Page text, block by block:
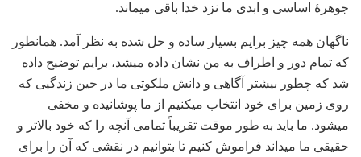
جوهرۀ اساسی و ابدی ما نزد خدا باقی می‏ماند.
ناگهان همه چیز برایم بسیار ساده و حل شده به نظر آمد. همانطور
که تمام دور و اطراف به من نشان داده می‏شد، برایم توضیح داده
شد که چطور بیشتر آگاهی و دانش ملکوتی ما در حین زندگیی که
روی زمین برای خود انتخاب می‏کنیم از ما پوشانیده و مخفی
می‏شود. ما باید به طور موقت تقریباً تمامی آنچه را که خود بالاتر و
حقیقی ما می‏داند فراموش کنیم تا بتوانیم در نقشی که آن را برای